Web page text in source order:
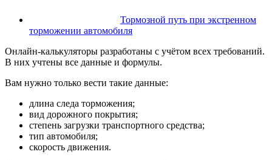
Тормозной путь при экстренном
торможении автомобиля
Онлайн-калькуляторы разработаны с учётом всех требований.
В них учтены все данные и формулы.
Вам нужно только вести такие данные:
длина следа торможения;
вид дорожного покрытия;
степень загрузки транспортного средства;
тип автомобиля;
скорость движения.